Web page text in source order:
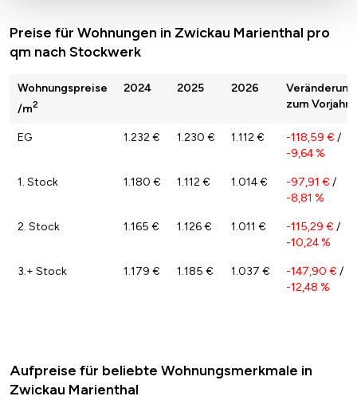
Preise für Wohnungen in Zwickau Marienthal pro
qm nach Stockwerk
Wohnungspreise
/m2
2024 2025 2026
Veränderung
zum Vorjahr
EG 1.232 € 1.230 € 1.112 € -118,59 € /
-9,64 %
1. Stock 1.180 € 1.112 € 1.014 € -97,91 € /
-8,81 %
2. Stock 1.165 € 1.126 € 1.011 € -115,29 € /
-10,24 %
3.+ Stock 1.179 € 1.185 € 1.037 € -147,90 € /
-12,48 %
Aufpreise für beliebte Wohnungsmerkmale in
Zwickau Marienthal